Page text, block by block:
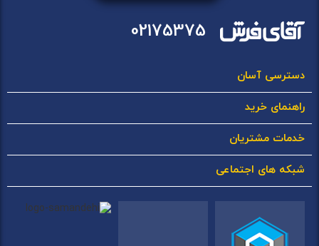
02175375
دسترسی آسان
راهنمای خرید
خدمات مشتریان
شبکه های اجتماعی